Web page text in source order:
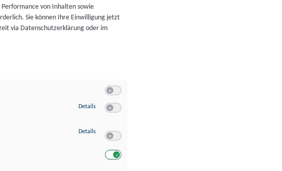
von Inhalten sowie
Sie können Ihre Einwilligung jetzt
via Datenschutzerklärung oder im
Details zu Speichern von oder Zugriff auf Informationen auf einem Endgerät
Details zu Verwendung reduzierter Daten zur Auswahl von Werbeanzeigen